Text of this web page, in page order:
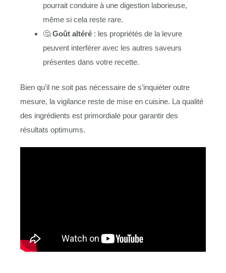
pourrait conduire à une digestion laborieuse,
même si cela reste rare.
🤔 Goût altéré : les propriétés de la levure
peuvent interférer avec les autres saveurs
présentes dans votre recette.
Bien qu’il ne soit pas nécessaire de s’inquiéter outre
mesure, la vigilance reste de mise en cuisine. La qualité
des ingrédients est primordiale pour garantir des
résultats optimums.